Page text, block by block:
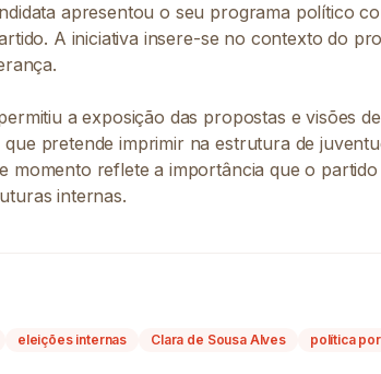
apresentou o seu programa político
A iniciativa insere-se no contexto do
a exposição das propostas e visões
pretende imprimir na estrutura de
momento reflete a importância que o
internas.
eleições internas Clara de Sousa Alves política